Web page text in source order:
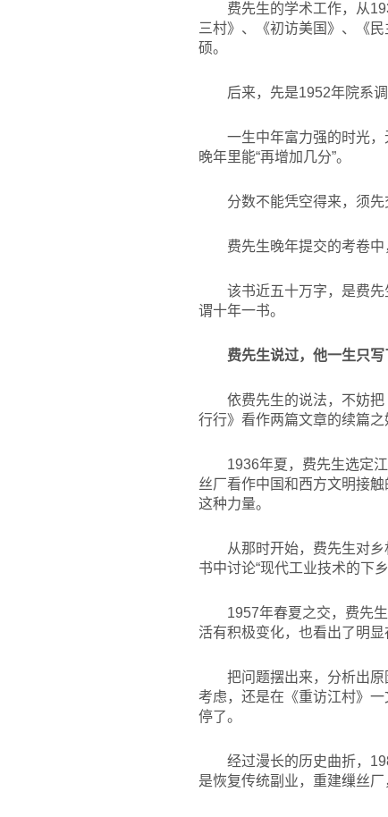
费先生的学术工作，从
三村》、《初访美国》、《
硕。
后来，先是1952年院系
一生中年富力强的时光
晚年里能“再增加几分”。
分数不能凭空得来，须先
费先生晚年提交的考卷
该书近五十万字，是费
谓十年一书。
费先生说过，他一生只写
依费先生的说法，不妨
行行》看作两篇文章的续篇之
1936年夏，费先生选定
丝厂看作中国和西方文明接
这种力量。
从那时开始，费先生对
书中讨论“现代工业技术的下
1957年春夏之交，费先
活有积极变化，也看出了明显
把问题摆出来，分析出
考虑，还是在《重访江村》
停了。
经过漫长的历史曲折，
是恢复传统副业，重建缫丝厂